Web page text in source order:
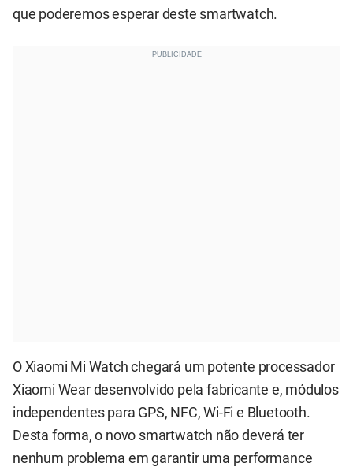
que poderemos esperar deste smartwatch.
O Xiaomi Mi Watch chegará um potente processador
Xiaomi Wear desenvolvido pela fabricante e, módulos
independentes para GPS, NFC, Wi-Fi e Bluetooth.
Desta forma, o novo smartwatch não deverá ter
nenhum problema em garantir uma performance